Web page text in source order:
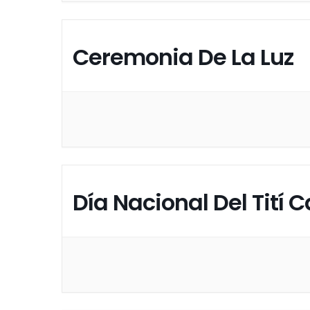
Ceremonia De La Luz
Día Nacional Del Tití